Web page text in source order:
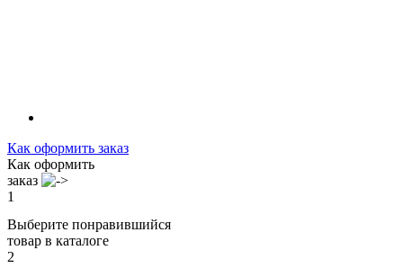
Как оформить заказ
Как оформить
заказ
1
Выберите понравившийся
товар в каталоге
2